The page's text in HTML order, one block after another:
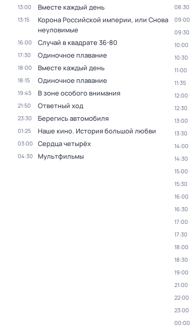
13:00 Вместе каждый день
13:15
Корона Российской империи, или Снова
неуловимые
16:00 Случай в квадрате 36-80
17:30 Одиночное плавание
18:00 Вместе каждый день
18:15 Одиночное плавание
19:45 В зоне особого внимания
21:50 Ответный ход
23:30 Берегись автомобиля
01:25 Наше кино. Истоpия бoльшой любви
03:00 Сердца четырёх
04:30 Мультфильмы
08:30
09:00
09:30
10:00
10:30
11:00
11:35
12:00
12:30
13:00
13:30
14:00
14:30
15:00
15:30
16:00
16:30
17:00
17:30
18:00
18:30
19:00
21:00
22:00
23:00
00:00